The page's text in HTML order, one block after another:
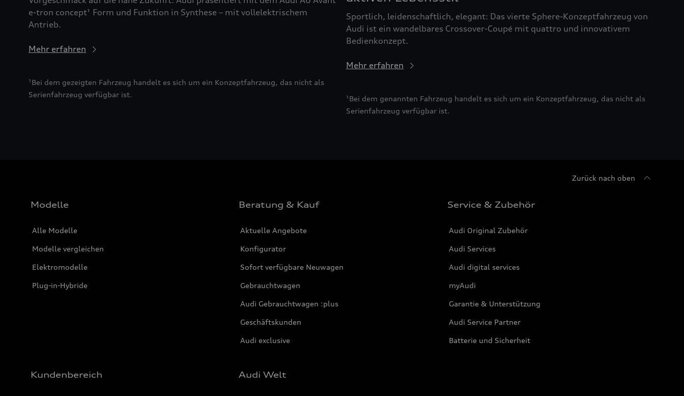
e-tron concept¹ Form und Funktion in Synthese – mit vollelektrischem
Antrieb.
Mehr erfahren
¹Bei dem gezeigten Fahrzeug handelt es sich um ein Konzeptfahrzeug, das nicht als
Serienfahrzeug verfügbar ist.
Sportlich, leidenschaftlich, elegant: Das vierte Sphere-Konzeptfahrzeug von
Audi ist ein wandelbares Crossover-Coupé mit quattro und innovativem
Bedienkonzept.
Mehr erfahren
¹Bei dem genannten Fahrzeug handelt es sich um ein Konzeptfahrzeug, das nicht als
Serienfahrzeug verfügbar ist.
Zurück nach oben
Modelle
Alle Modelle
Modelle vergleichen
Elektromodelle
Plug-in-Hybride
Beratung & Kauf
Aktuelle Angebote
Konfigurator
Sofort verfügbare Neuwagen
Gebrauchtwagen
Audi Gebrauchtwagen :plus
Geschäftskunden
Audi exclusive
Service & Zubehör
Audi Original Zubehör
Audi Services
Audi digital services
myAudi
Garantie & Unterstützung
Audi Service Partner
Batterie und Sicherheit
Kundenbereich Audi Welt